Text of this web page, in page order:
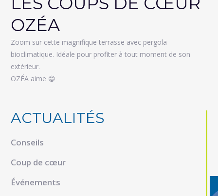
OZÉA
Zoom sur cette magnifique terrasse avec pergola
bioclimatique. Idéale pour profiter à tout moment de son
extérieur.
OZÉA aime 😁
ACTUALITÉS
Conseils
Coup de cœur
Événements